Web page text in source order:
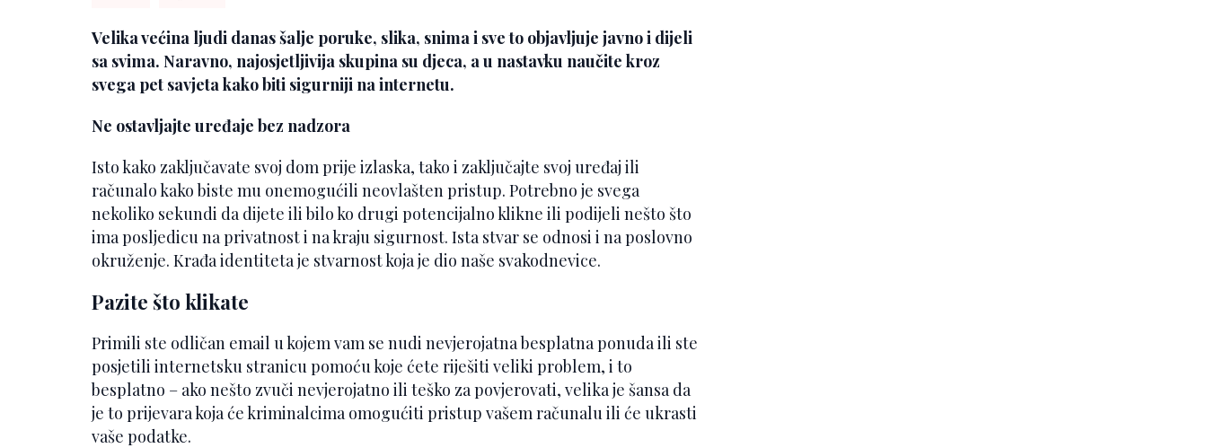
Velika većina ljudi danas šalje poruke, slika, snima i sve to objavljuje javno i dijeli
sa svima. Naravno, najosjetljivija skupina su djeca, a u nastavku naučite kroz
svega pet savjeta kako biti sigurniji na internetu.
Ne ostavljajte uređaje bez nadzora
Isto kako zaključavate svoj dom prije izlaska, tako i zaključajte svoj uređaj ili
računalo kako biste mu onemogućili neovlašten pristup. Potrebno je svega
nekoliko sekundi da dijete ili bilo ko drugi potencijalno klikne ili podijeli nešto što
ima posljedicu na privatnost i na kraju sigurnost. Ista stvar se odnosi i na poslovno
okruženje. Krađa identiteta je stvarnost koja je dio naše svakodnevice.
Pazite što klikate
Primili ste odličan email u kojem vam se nudi nevjerojatna besplatna ponuda ili ste
posjetili internetsku stranicu pomoću koje ćete riješiti veliki problem, i to
besplatno – ako nešto zvuči nevjerojatno ili teško za povjerovati, velika je šansa da
je to prijevara koja će kriminalcima omogućiti pristup vašem računalu ili će ukrasti
vaše podatke.